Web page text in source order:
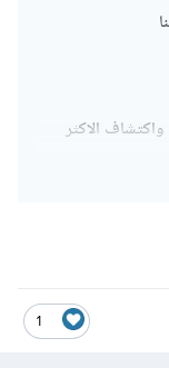
الاكثر
بمهارات اكثر
1